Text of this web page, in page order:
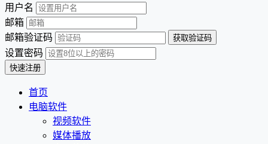
用户名
邮箱
邮箱验证码
设置密码
首页
电脑软件
视频软件
媒体播放